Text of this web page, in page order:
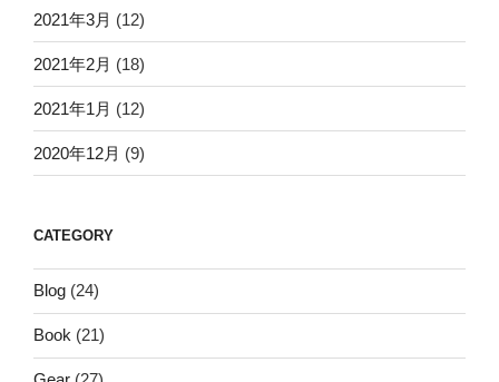
2021年3月 (12)
2021年2月 (18)
2021年1月 (12)
2020年12月 (9)
CATEGORY
Blog (24)
Book (21)